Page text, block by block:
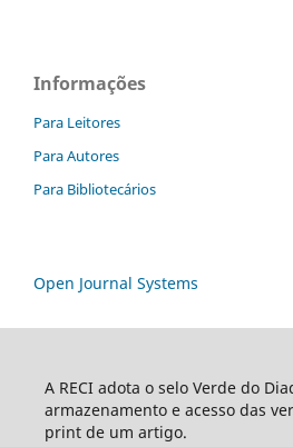
Informações
Para Leitores
Para Autores
Para Bibliotecários
Open Journal Systems
A RECI adota o selo Verde do
armazenamento e acesso das
print de um artigo.